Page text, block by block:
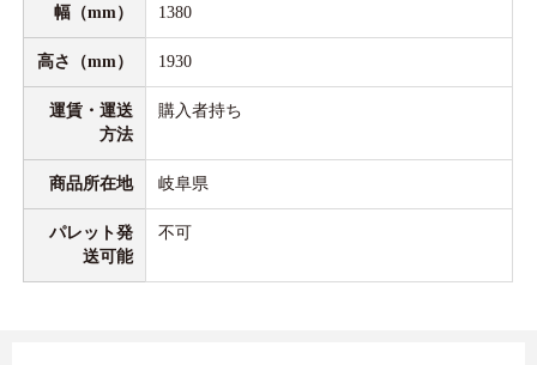
幅（mm） 1380
高さ（mm） 1930
運賃・運送
方法
購入者持ち
商品所在地 岐阜県
パレット発
送可能
不可